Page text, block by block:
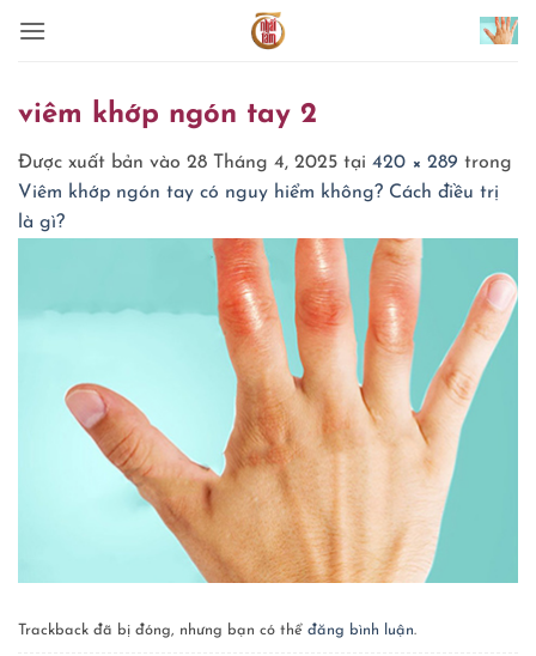
qua
dungviêm khớp ngón tay 2
Được xuất bản vào 28 Tháng 4, 2025 tại 420 × 289 trong
Viêm khớp ngón tay có nguy hiểm không? Cách điều trị
là gì?
Trackback đã bị đóng, nhưng bạn có thể đăng bình luận.